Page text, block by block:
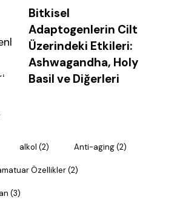
Bitkisel
Adaptogenlerin Cilt
Üzerindeki Etkileri:
Ashwagandha, Holy
Basil ve Diğerleri
alkol (2) Anti-aging(2)
Özellikler(2)
(3)